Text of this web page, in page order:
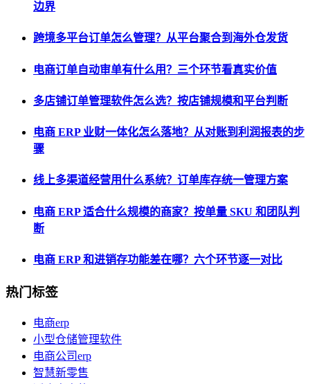
边界
跨境多平台订单怎么管理？从平台聚合到海外仓发货
电商订单自动审单有什么用？三个环节看真实价值
多店铺订单管理软件怎么选？按店铺规模和平台判断
电商 ERP 业财一体化怎么落地？从对账到利润报表的步
骤
线上多渠道经营用什么系统？订单库存统一管理方案
电商 ERP 适合什么规模的商家？按单量 SKU 和团队判
断
电商 ERP 和进销存功能差在哪？六个环节逐一对比
热门标签
电商erp
小型仓储管理软件
电商公司erp
智慧新零售